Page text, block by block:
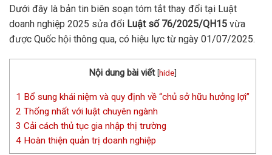
Dưới đây là bản tin biên soạn tóm tắt thay đổi tại Luật
doanh nghiệp 2025 sửa đổi Luật số 76/2025/QH15 vừa
được Quốc hội thông qua, có hiệu lực từ ngày 01/07/2025.
Nội dung bài viết [hide]
1 Bổ sung khái niệm và quy định về “chủ sở hữu hưởng lợi”
2 Thống nhất với luật chuyên ngành
3 Cải cách thủ tục gia nhập thị trường
4 Hoàn thiện quản trị doanh nghiệp